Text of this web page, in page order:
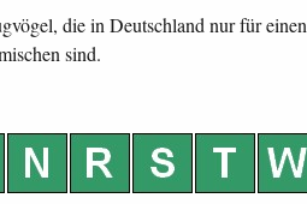
die in Deutschland nur für
sind.